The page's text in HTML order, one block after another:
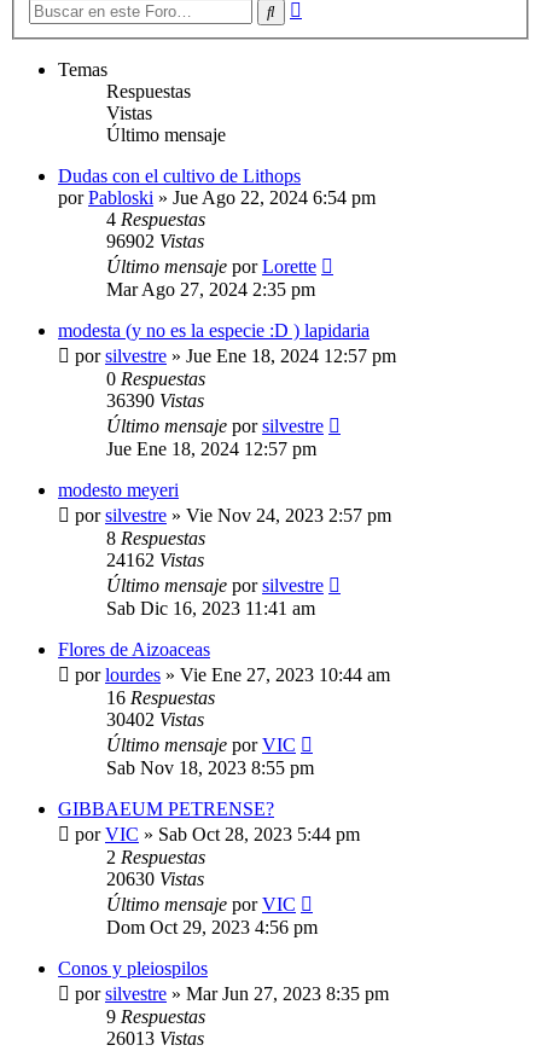
Buscar
Temas
Respuestas
Vistas
Último mensaje
Dudas con el cultivo de Lithops
porPabloski » Jue Ago 22, 2024 6:54 pm
4 Respuestas
96902 Vistas
Último mensaje porLorette
Mar Ago 27, 2024 2:35 pm
modesta (y no es la especie :D ) lapidaria
porsilvestre » Jue Ene 18, 2024 12:57 pm
0 Respuestas
36390 Vistas
Último mensaje porsilvestre
Jue Ene 18, 2024 12:57 pm
modesto meyeri
porsilvestre » Vie Nov 24, 2023 2:57 pm
8 Respuestas
24162 Vistas
Último mensaje porsilvestre
Sab Dic 16, 2023 11:41 am
Flores de Aizoaceas
porlourdes » Vie Ene 27, 2023 10:44 am
16 Respuestas
30402 Vistas
Último mensaje porVIC
Sab Nov 18, 2023 8:55 pm
GIBBAEUM PETRENSE?
porVIC » Sab Oct 28, 2023 5:44 pm
2 Respuestas
20630 Vistas
Último mensaje porVIC
Dom Oct 29, 2023 4:56 pm
Conos y pleiospilos
porsilvestre » Mar Jun 27, 2023 8:35 pm
9 Respuestas
26013 Vistas